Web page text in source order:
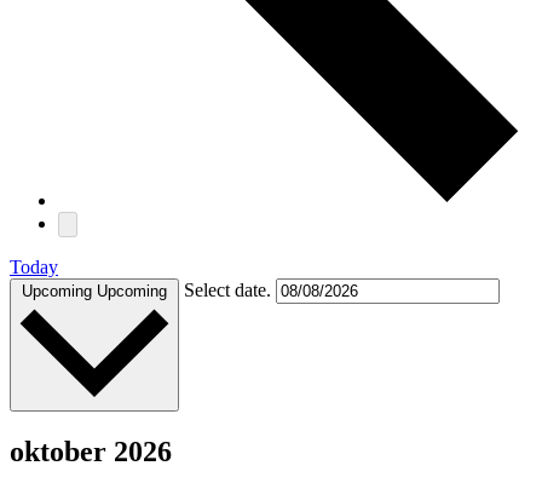
Today
Upcoming Upcoming Select date.
oktober 2026